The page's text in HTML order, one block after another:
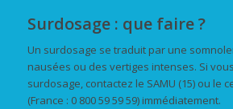
Surdosage : que faire ?
Un surdosage se traduit par une
nausées ou des vertiges intenses. Si
surdosage, contactez le SAMU (15) ou le
(France : 0 800 59 59 59) immédiatement.